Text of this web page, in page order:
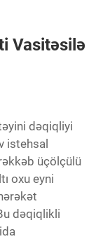
Vasitəsilə
dəqiqliyi
istehsal
üçölçülü
oxu eyni
dəqiqlikli